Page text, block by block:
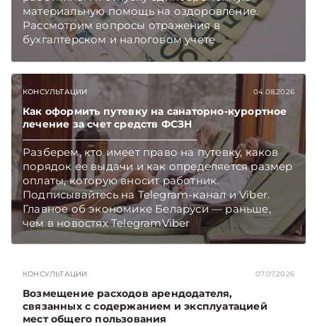
материальную помощь на оздоровление.
Рассмотрим вопросы отражения в
бухгалтерском и налоговом учете
хозяйственных операций по начислению и
Подписывайтесь на Telegram‑канал и Viber.
Главное об экономике Беларуси — раньше,
чем в новостях TelegramViber
КОНСУЛЬТАЦИИ 04.08.2026
Как оформить путевку на санаторно-курортное
лечение за счет средств ФСЗН
Разберем, кто имеет право на путевку, каков
порядок ее выдачи и как определяется размер
оплаты, которую вносит работник.
Подписывайтесь на Telegram‑канал и Viber.
Главное об экономике Беларуси — раньше,
чем в новостях TelegramViber
КОНСУЛЬТАЦИИ 07.07.2026
Возмещение расходов арендодателя,
связанных с содержанием и эксплуатацией
мест общего пользования